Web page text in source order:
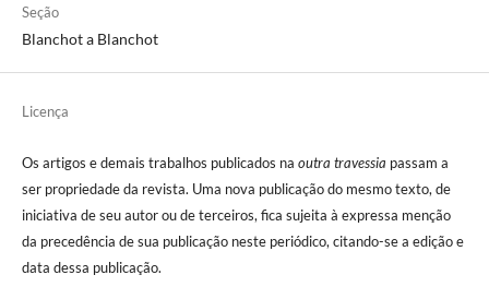
Seção
Blanchot a Blanchot
Licença
Os artigos e demais trabalhos publicados na outra travessia passam a
ser propriedade da revista. Uma nova publicação do mesmo texto, de
iniciativa de seu autor ou de terceiros, fica sujeita à expressa menção
da precedência de sua publicação neste periódico, citando-se a edição e
data dessa publicação.